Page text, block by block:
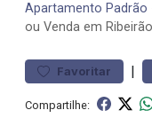
Apartamento Padrão
ou Venda em
Favoritar |
Compartilhe: